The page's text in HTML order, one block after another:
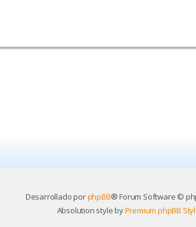
Desarrollado porphpBB® Forum Software ©
Absolution style byPremium phpBB